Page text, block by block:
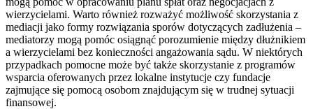
wierzycielami. Warto również rozważyć możliwość skorzystania z
mediacji jako formy rozwiązania sporów dotyczących zadłużenia –
mediatorzy mogą pomóc osiągnąć porozumienie między dłużnikiem
a wierzycielami bez konieczności angażowania sądu. W niektórych
przypadkach pomocne może być także skorzystanie z programów
wsparcia oferowanych przez lokalne instytucje czy fundacje
zajmujące się pomocą osobom znajdującym się w trudnej sytuacji
finansowej.